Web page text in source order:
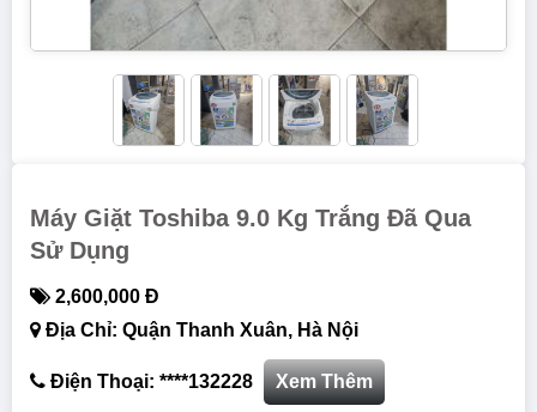
Máy Giặt Toshiba 9.0 Kg Trắng Đã Qua
Sử Dụng
2,600,000 Đ
Địa Chỉ: Quận Thanh Xuân, Hà Nội
Điện Thoại: ****132228 Xem Thêm